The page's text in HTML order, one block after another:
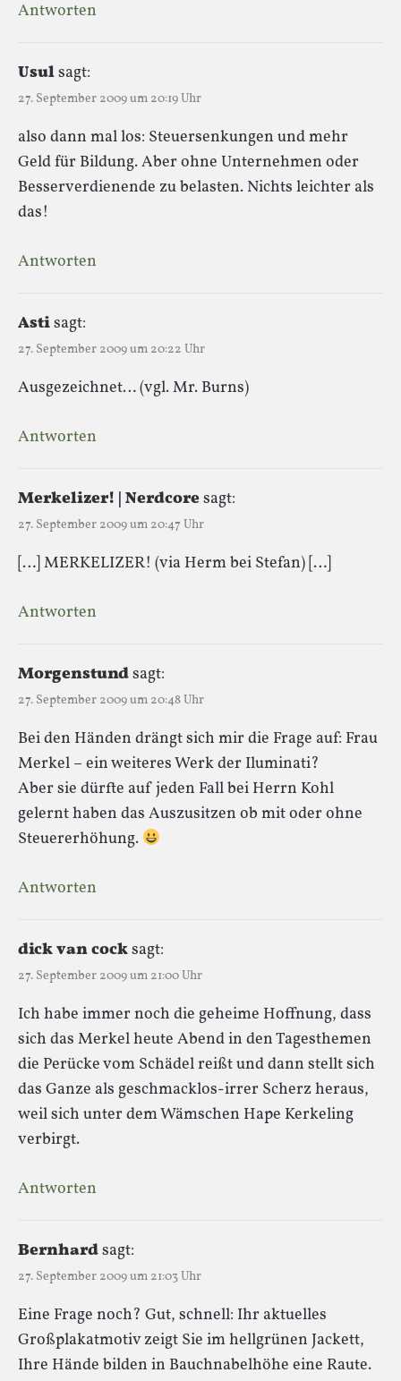
Antworten
Usulsagt:
27. September 2009 um 20:19 Uhr
also dann mal los: Steuersenkungen und mehr
Geld für Bildung. Aber ohne Unternehmen oder
Besserverdienende zu belasten. Nichts leichter als
das!
Antworten
Astisagt:
27. September 2009 um 20:22 Uhr
Ausgezeichnet… (vgl. Mr. Burns)
Antworten
Merkelizer! | Nerdcoresagt:
27. September 2009 um 20:47 Uhr
[…] MERKELIZER! (via Herm bei Stefan) […]
Antworten
Morgenstundsagt:
27. September 2009 um 20:48 Uhr
Bei den Händen drängt sich mir die Frage auf: Frau
Merkel – ein weiteres Werk der Iluminati?
Aber sie dürfte auf jeden Fall bei Herrn Kohl
gelernt haben das Auszusitzen ob mit oder ohne
Steuererhöhung.
Antworten
dick van cocksagt:
27. September 2009 um 21:00 Uhr
Ich habe immer noch die geheime Hoffnung, dass
sich das Merkel heute Abend in den Tagesthemen
die Perücke vom Schädel reißt und dann stellt sich
das Ganze als geschmacklos-irrer Scherz heraus,
weil sich unter dem Wämschen Hape Kerkeling
verbirgt.
Antworten
Bernhardsagt:
27. September 2009 um 21:03 Uhr
Eine Frage noch? Gut, schnell: Ihr aktuelles
Großplakatmotiv zeigt Sie im hellgrünen Jackett,
Ihre Hände bilden in Bauchnabelhöhe eine Raute.